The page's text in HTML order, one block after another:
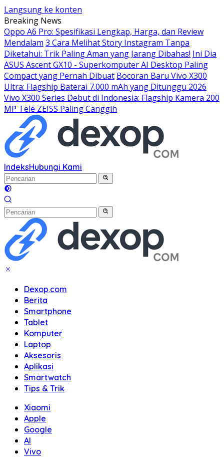
Langsung ke konten
Breaking News
Oppo A6 Pro: Spesifikasi Lengkap, Harga, dan Review
Mendalam 3 Cara Melihat Story Instagram Tanpa
Diketahui: Trik Paling Aman yang Jarang Dibahas! Ini Dia
ASUS Ascent GX10 - Superkomputer AI Desktop Paling
Compact yang Pernah Dibuat Bocoran Baru Vivo X300
Ultra: Flagship Baterai 7.000 mAh yang Ditunggu 2026
Vivo X300 Series Debut di Indonesia: Flagship Kamera 200
MP Tele ZEISS Paling Canggih
IndeksHubungi Kami
Dexop.com
Berita
Smartphone
Tablet
Komputer
Laptop
Aksesoris
Aplikasi
Smartwatch
Tips & Trik
Xiaomi
Apple
Google
AI
Vivo